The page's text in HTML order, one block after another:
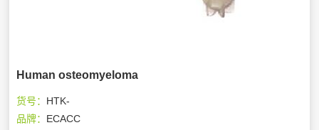
Human osteomyeloma
货号： HTK-
品牌： ECACC